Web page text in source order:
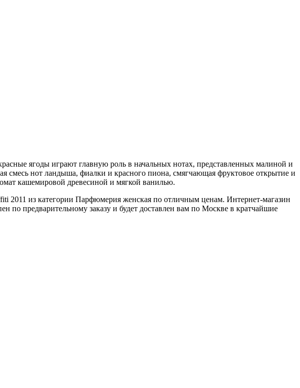
ягоды играют главную роль в начальных нотах, представленных малиной и
смесь нот ландыша, фиалки и красного пиона, смягчающая фруктовое открытие и
кашемировой древесиной и мягкой ванилью.
2011 из категории Парфюмерия женская по отличным ценам. Интернет-магазин
по предварительному заказу и будет доставлен вам по Москве в кратчайшие